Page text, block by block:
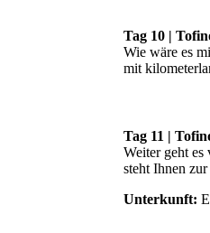
Tag 10 |
Wie wäre es
mit
Tag 11 |
Weiter geht
steht Ihnen
Unterkunft: